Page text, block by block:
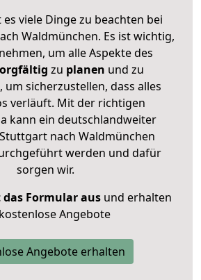
viele Dinge zu beachten bei
Waldmünchen. Es ist wichtig,
um alle Aspekte des
zu planen und zu
, um sicherzustellen, dass alles
verläuft. Mit der richtigen
kann ein deutschlandweiter
nach Waldmünchen
werden und dafür
sorgen wir.
Formular ausund erhalten
Angebote
Angebote erhalten